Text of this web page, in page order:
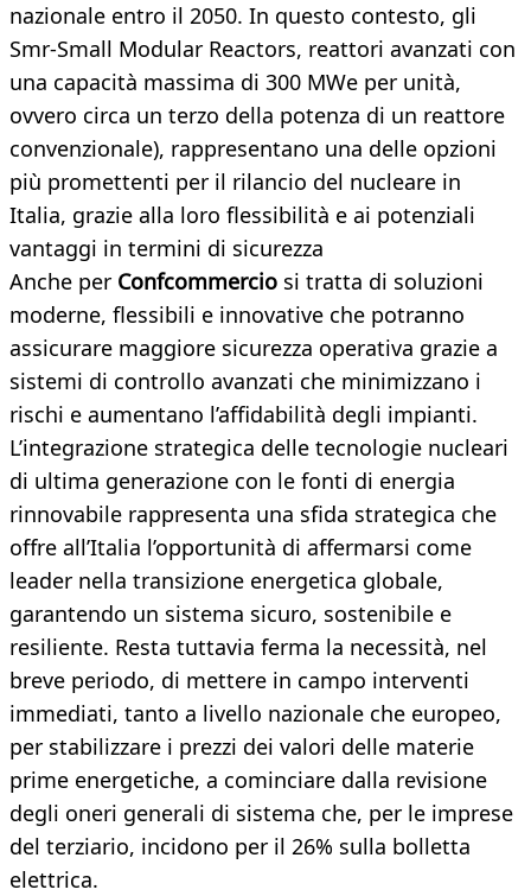
nazionale entro il 2050. In questo contesto, gli
Smr-Small Modular Reactors, reattori avanzati con
una capacità massima di 300 MWe per unità,
ovvero circa un terzo della potenza di un reattore
convenzionale), rappresentano una delle opzioni
più promettenti per il rilancio del nucleare in
Italia, grazie alla loro flessibilità e ai potenziali
vantaggi in termini di sicurezza
Anche per Confcommercio si tratta di soluzioni
moderne, flessibili e innovative che potranno
assicurare maggiore sicurezza operativa grazie a
sistemi di controllo avanzati che minimizzano i
rischi e aumentano l’affidabilità degli impianti.
L’integrazione strategica delle tecnologie nucleari
di ultima generazione con le fonti di energia
rinnovabile rappresenta una sfida strategica che
offre all’Italia l’opportunità di affermarsi come
leader nella transizione energetica globale,
garantendo un sistema sicuro, sostenibile e
resiliente. Resta tuttavia ferma la necessità, nel
breve periodo, di mettere in campo interventi
immediati, tanto a livello nazionale che europeo,
per stabilizzare i prezzi dei valori delle materie
prime energetiche, a cominciare dalla revisione
degli oneri generali di sistema che, per le imprese
del terziario, incidono per il 26% sulla bolletta
elettrica.